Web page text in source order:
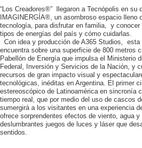
“Los Creadores®” llegaron a Tecnópolis en su
IMAGINERGÍA®, un asombroso espacio lleno
tecnología, para disfrutar en familia, y conocer
tipos de energías del país y cómo cuidarlas.
Con idea y producción de A365 Studios,
encuentra sobre una superficie de 800 metros
Pabellón de Energía que impulsa el Ministerio
Federal, Inversión y Servicios de la Nación, y
recursos de gran impacto visual y
tecnológicas, inéditas en Argentina. El primer
estereoscópico de Latinoamérica en sincronía
tiempo real, que por medio del uso de cascos
sumergirá a los visitantes en una experiencia
ofrece sorprendentes efectos de viento, agua y
deslumbrantes juegos de luces y láser que
sentidos.